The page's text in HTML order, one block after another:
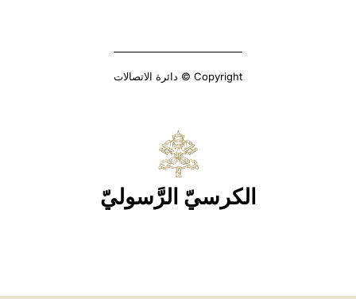
Copyright © دائرة الاتصالات
الكرسيّ الرَّسوليّ